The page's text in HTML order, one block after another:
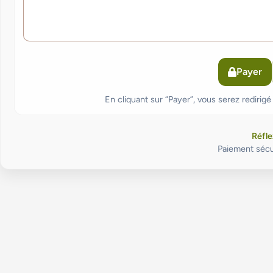
Payer
En cliquant sur “Payer”, vous serez
Paiement